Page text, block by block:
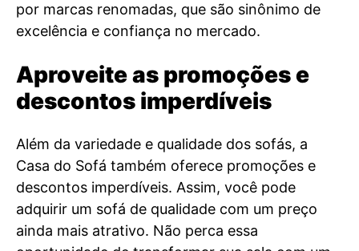
por marcas renomadas, que são sinônimo de
excelência e confiança no mercado.
Aproveite as promoções e
descontos imperdíveis
Além da variedade e qualidade dos sofás, a
Casa do Sofá também oferece promoções e
descontos imperdíveis. Assim, você pode
adquirir um sofá de qualidade com um preço
ainda mais atrativo. Não perca essa